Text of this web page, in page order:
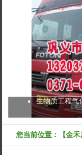
生物质工程气
您当前位置： 【金